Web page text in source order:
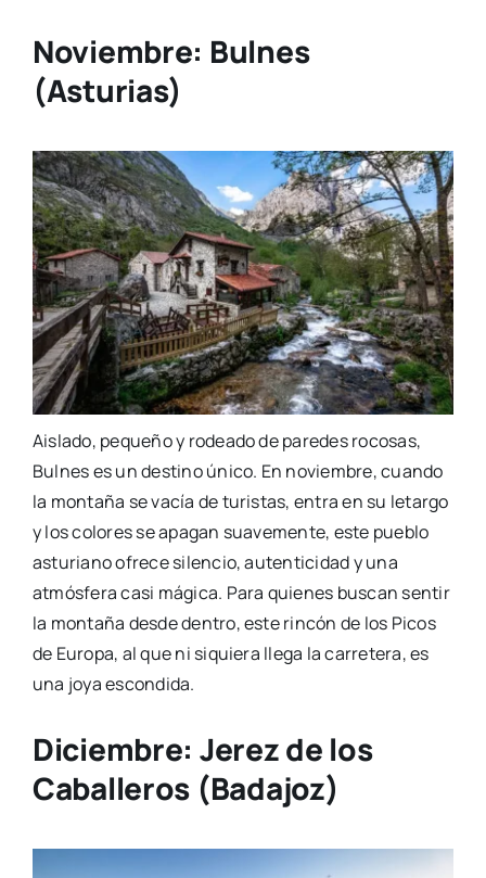
Noviembre: Bulnes
(Asturias)
Aislado, pequeño y rodeado de paredes rocosas,
Bulnes es un destino único. En noviembre, cuando
la montaña se vacía de turistas, entra en su letargo
y los colores se apagan suavemente, este pueblo
asturiano ofrece silencio, autenticidad y una
atmósfera casi mágica. Para quienes buscan sentir
la montaña desde dentro, este rincón de los Picos
de Europa, al que ni siquiera llega la carretera, es
una joya escondida.
Diciembre: Jerez de los
Caballeros (Badajoz)